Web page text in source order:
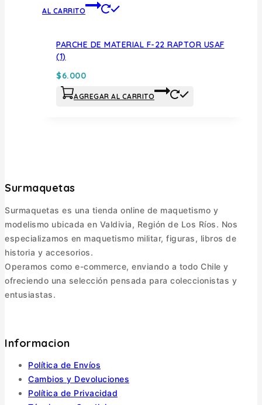
AL CARRITO
PARCHE DE MATERIAL F-22 RAPTOR USAF
(1)
$6.000
AGREGAR AL CARRITO
Surmaquetas
Surmaquetas es una tienda online de maquetismo y
modelismo ubicada en Valdivia, Región de Los Ríos. Nos
especializamos en maquetismo militar, figuras, libros de
historia y accesorios.
Operamos como e-commerce, enviando a todo Chile y
ofreciendo una selección pensada para coleccionistas y
entusiastas.
Informacion
Política de Envíos
Cambios y Devoluciones
Política de Privacidad